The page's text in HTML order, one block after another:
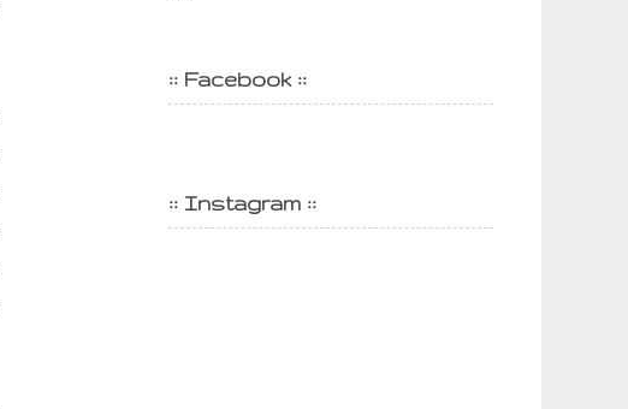
:: Facebook ::
:: Instagram ::